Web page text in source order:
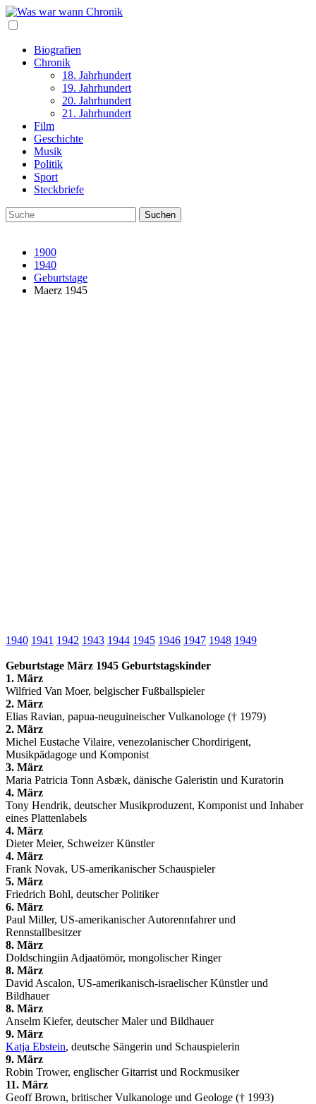
Biografien
Chronik
18. Jahrhundert
19. Jahrhundert
20. Jahrhundert
21. Jahrhundert
Film
Geschichte
Musik
Politik
Sport
Steckbriefe
1900
1940
Geburtstage
Maerz 1945
1940 1941 1942 1943 1944 1945 1946 1947 1948 1949
Geburtstage März 1945 Geburtstagskinder
1. März
Wilfried Van Moer, belgischer Fußballspieler
2. März
Elias Ravian, papua-neuguineischer Vulkanologe († 1979)
2. März
Michel Eustache Vilaire, venezolanischer Chordirigent,
Musikpädagoge und Komponist
3. März
Maria Patricia Tonn Asbæk, dänische Galeristin und Kuratorin
4. März
Tony Hendrik, deutscher Musikproduzent, Komponist und Inhaber
eines Plattenlabels
4. März
Dieter Meier, Schweizer Künstler
4. März
Frank Novak, US-amerikanischer Schauspieler
5. März
Friedrich Bohl, deutscher Politiker
6. März
Paul Miller, US-amerikanischer Autorennfahrer und
Rennstallbesitzer
8. März
Doldschingiin Adjaatömör, mongolischer Ringer
8. März
David Ascalon, US-amerikanisch-israelischer Künstler und
Bildhauer
8. März
Anselm Kiefer, deutscher Maler und Bildhauer
9. März
Katja Ebstein, deutsche Sängerin und Schauspielerin
9. März
Robin Trower, englischer Gitarrist und Rockmusiker
11. März
Geoff Brown, britischer Vulkanologe und Geologe († 1993)